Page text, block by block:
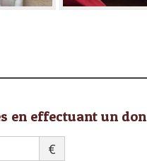
en effectuant un don
€